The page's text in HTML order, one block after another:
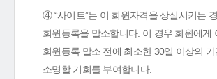
④ “사이트”는 이 회원자격을 상실시키는
회원등록을 말소합니다. 이 경우 회원에게
회원등록 말소 전에 최소한 30일 이상의
소명할 기회를 부여합니다.